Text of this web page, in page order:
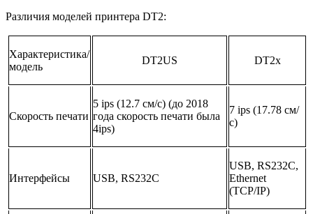
Различия моделей принтера DT2:
Характеристика/
модель
DT2US DT2x
Скорость печати
5 ips (12.7 см/с) (до 2018
года скорость печати была
4ips)
7 ips (17.78 см/
с)
Интерфейсы USB, RS232C
USB, RS232C,
Ethernet
(TCP/IP)